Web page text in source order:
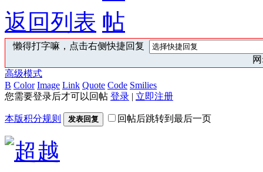
返回列表
懒得打字嘛，点击右侧快捷回复
高级模式
B Color Image Link Quote Code Smilies
您需要登录后才可以回帖 登录 | 立即注册
本版积分规则 发表回复 回帖后跳转到最后一页